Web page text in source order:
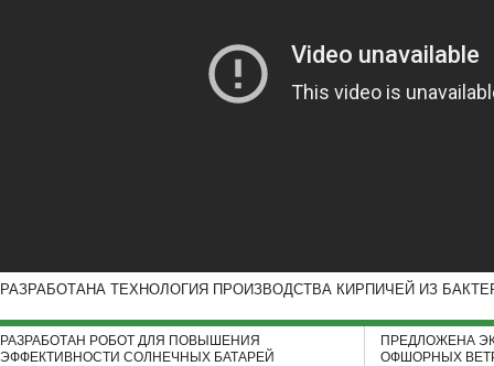
РАЗРАБОТАНА ТЕХНОЛОГИЯ ПРОИЗВОДСТВА КИРПИЧЕЙ ИЗ
РАЗРАБОТАН РОБОТ ДЛЯ ПОВЫШЕНИЯ
ЭФФЕКТИВНОСТИ СОЛНЕЧНЫХ БАТАРЕЙ
ПРЕДЛОЖЕНА
ОФШОРНЫХ